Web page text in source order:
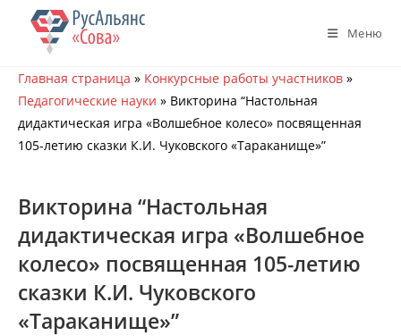
Перейти
содержимому
Меню
Главная страница » Конкурсные работы участников »
Педагогические науки » Викторина “Настольная
дидактическая игра «Волшебное колесо» посвященная
105-летию сказки К.И. Чуковского «Тараканище»”
Викторина “Настольная
дидактическая игра «Волшебное
колесо» посвященная 105-летию
сказки К.И. Чуковского
«Тараканище»”